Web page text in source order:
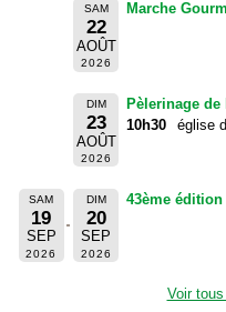
SAM
22
AOÛT
2026
Marche
DIM
23
AOÛT
2026
Pèlerinage
10h30
église
SAM
19
SEP
2026
DIM
20
SEP
2026
43ème
Voir